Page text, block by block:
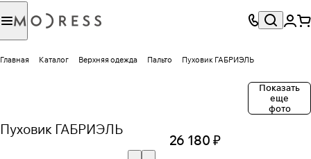
Главная Каталог Верхняя одежда Пальто Пуховик ГАБРИЭЛЬ
Показать
еще
фото
Пуховик ГАБРИЭЛЬ
26 180 ₽